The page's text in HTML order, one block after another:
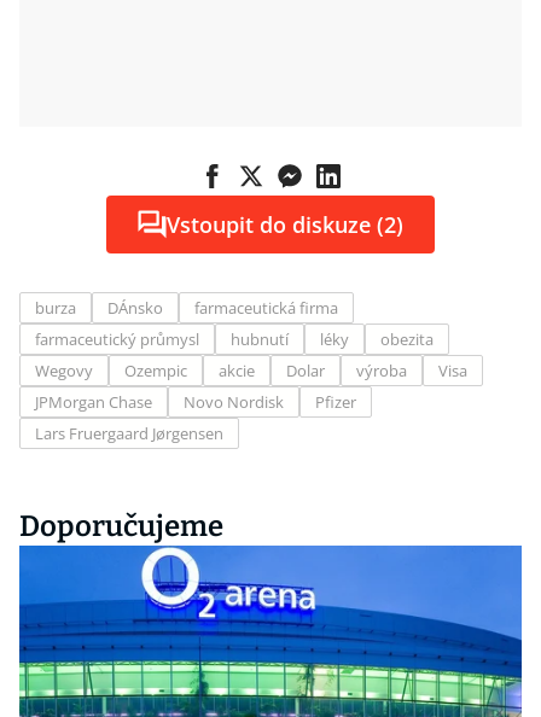
Vstoupit do diskuze (2)
burza DÁnsko
farmaceutická firma
farmaceutický průmysl
hubnutí léky
obezita
Wegovy
Ozempic akcie Dolar výroba
Visa
JPMorgan Chase
Novo Nordisk
Pfizer
Lars Fruergaard Jørgensen
Doporučujeme